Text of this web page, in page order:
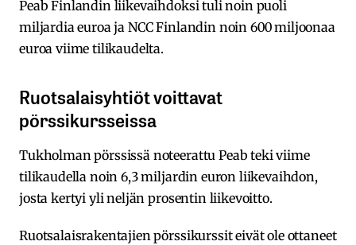
Peab Finlandin liikevaihdoksi tuli noin puoli
miljardia euroa ja NCC Finlandin noin 600 miljoonaa
euroa viime tilikaudelta.
Ruotsalaisyhtiöt voittavat
pörssikursseissa
Tukholman pörssissä noteerattu Peab teki viime
tilikaudella noin 6,3 miljardin euron liikevaihdon,
josta kertyi yli neljän prosentin liikevoitto.
Ruotsalaisrakentajien pörssikurssit eivät ole ottaneet